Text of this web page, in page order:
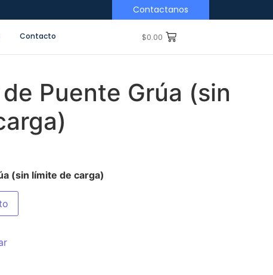
Contactanos
Contacto $0.00
Puente Grúa (sin
(sin límite de carga)